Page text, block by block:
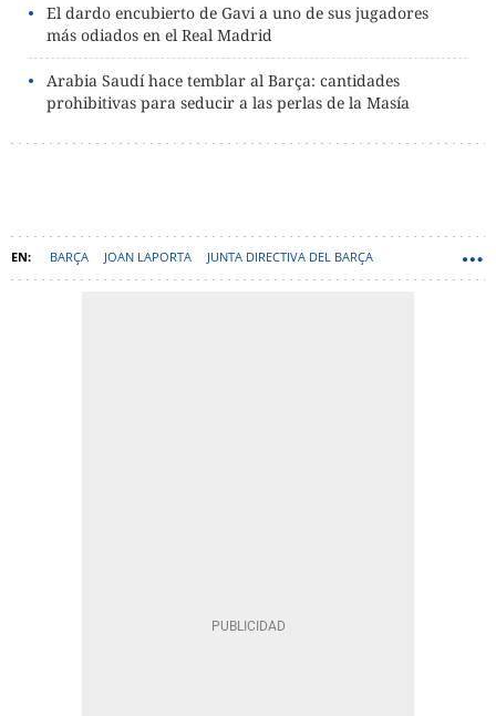
El dardo encubierto de Gavi a uno de sus jugadores
más odiados en el Real Madrid
Arabia Saudí hace temblar al Barça: cantidades
prohibitivas para seducir a las perlas de la Masía
BARÇA JOAN LAPORTA JUNTA DIRECTIVA DEL BARÇA